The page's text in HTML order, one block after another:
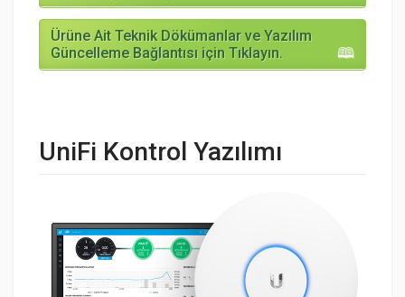
Ürüne Ait Teknik Dökümanlar ve Yazılım
Güncelleme Bağlantısı için Tıklayın.
UniFi Kontrol Yazılımı